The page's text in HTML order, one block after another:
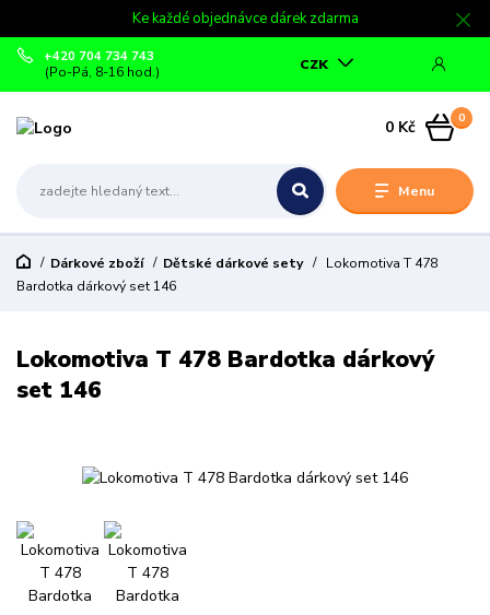
Ke každé objednávce dárek zdarma
Menu
CZK
+420 704 734 743
(Po-Pá, 8-16 hod.)
0
0 Kč
Dárkové zboží Dětské dárkové sety
Lokomotiva T 478
Bardotka dárkový set 146
Lokomotiva T 478 Bardotka dárkový
set 146